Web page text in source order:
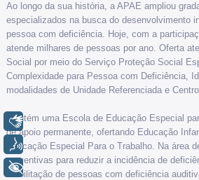
Ao longo da sua história, a APAE ampliou
especializados na busca do desenvolvimento
pessoa com deficiência. Hoje, com a
atende milhares de pessoas por ano. Oferta
Social por meio do Serviço Proteção Social
Complexidade para Pessoa com Deficiência,
modalidades de Unidade Referenciada e
Mantém uma Escola de Educação Especial
de apoio permanente, ofertando Educação
Educação Especial Para o Trabalho. Na área
preventivas para reduzir a incidência de
reabilitação de pessoas com deficiência
Libras
Voz
+ Acessibilidade